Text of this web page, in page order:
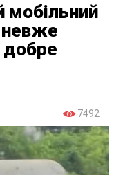
мобільний
невже
7492